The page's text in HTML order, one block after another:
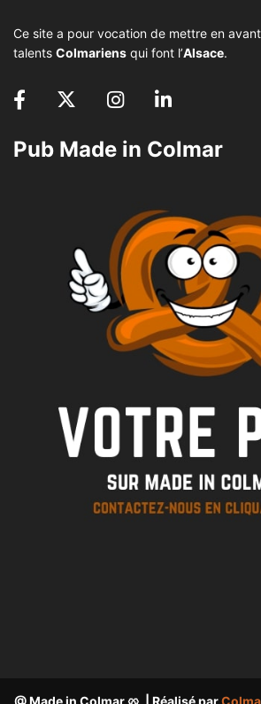
Ce site a pour vocation de mettre en
talents Colmariens qui font l’Alsace.
Pub Made in Colmar
@ Made in Colmar 🥨 | Réalisé par